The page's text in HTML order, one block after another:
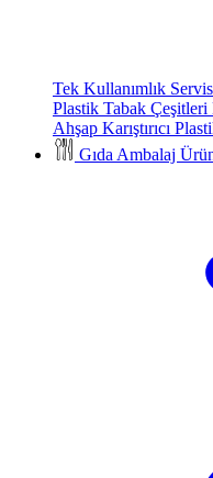
Tek Kullanımlık
Plastik Tabak Çeşitleri
Ahşap Karıştırıcı
Gıda Ambalaj